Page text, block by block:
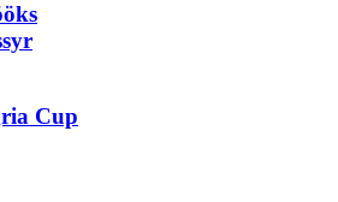
Cup